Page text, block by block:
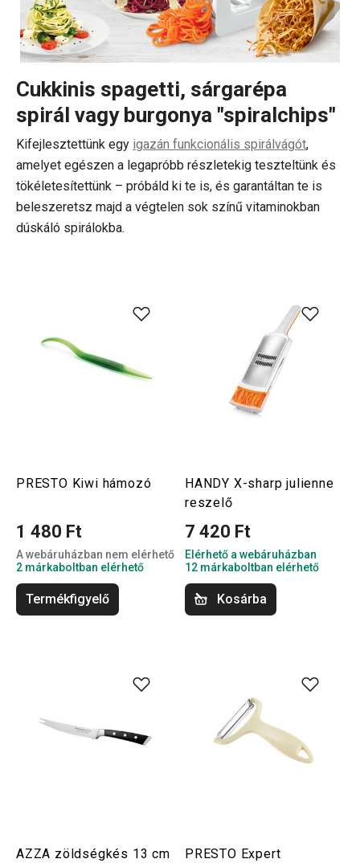
Cukkinis spagetti, sárgarépa
spirál vagy burgonya "spiralchips"
Kifejlesztettünk egy igazán funkcionális spirálvágót,
amelyet egészen a legapróbb részletekig teszteltünk és
tökéletesítettünk – próbáld ki te is, és garantáltan te is
beleszeretsz majd a végtelen sok színű vitaminokban
dúskáló spirálokba.
PRESTO Kiwi hámozó
1 480 Ft
A webáruházban nem elérhető
2 márkaboltban elérhető
Termékfigyelő
HANDY X-sharp julienne
reszelő
7 420 Ft
Elérhető a webáruházban
12 márkaboltban elérhető
Kosárba
AZZA zöldségkés 13 cm
PRESTO Expert